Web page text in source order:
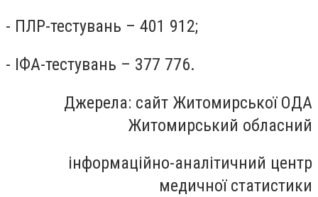
- ПЛР-тестувань – 401 912;
- ІФА-тестувань – 377 776.
Джерела: сайт Житомирської ОДА
Житомирський обласний
інформаційно-аналітичний центр
медичної статистики